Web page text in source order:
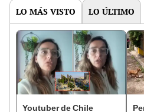
LO MÁS VISTO LO ÚLTIMO
Youtuber de Chile